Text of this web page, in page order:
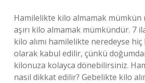
Hamilelikte kilo almamak mümkün
aşırı kilo almamak mümkündür. 7
kilo alımı hamilelikte neredeyse
olarak kabul edilir, çünkü
kilonuza kolayca dönebilirsiniz.
nasıl dikkat edilir? Gebelikte kilo